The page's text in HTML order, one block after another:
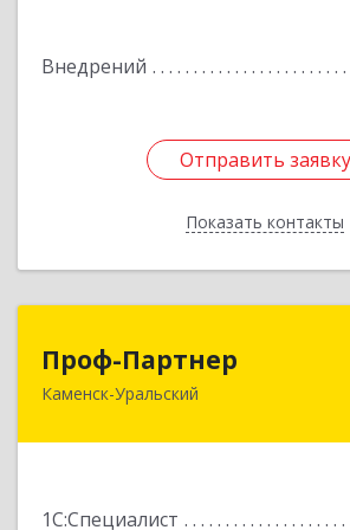
Внедрений
Отправить заявку
Показать контакты
Отправить заявку
Назад
Проф-Партнер
Каменск-Уральский
1С:Специалист
623406, Свердловская обл,